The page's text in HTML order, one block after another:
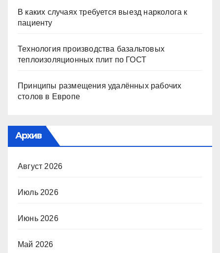
В каких случаях требуется выезд нарколога к
пациенту
Технология производства базальтовых
теплоизоляционных плит по ГОСТ
Принципы размещения удалённых рабочих
столов в Европе
Архив
Август 2026
Июль 2026
Июнь 2026
Май 2026